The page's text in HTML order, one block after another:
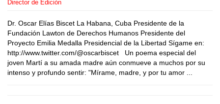
Director de Edición
Dr. Oscar Elías Biscet La Habana, Cuba Presidente de la
Fundación Lawton de Derechos Humanos Presidente del
Proyecto Emilia Medalla Presidencial de la Libertad Sígame en:
http://www.twitter.com/@oscarbiscet Un poema especial del
joven Martí a su amada madre aún conmueve a muchos por su
intenso y profundo sentir: "Mírame, madre, y por tu amor ...